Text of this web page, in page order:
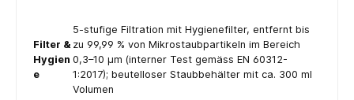
Filter &
Hygien
e
5-stufige Filtration mit Hygienefilter, entfernt bis
zu 99,99 % von Mikrostaubpartikeln im Bereich
0,3–10 µm (interner Test gemäss EN 60312-
1:2017); beutelloser Staubbehälter mit ca. 300 ml
Volumen